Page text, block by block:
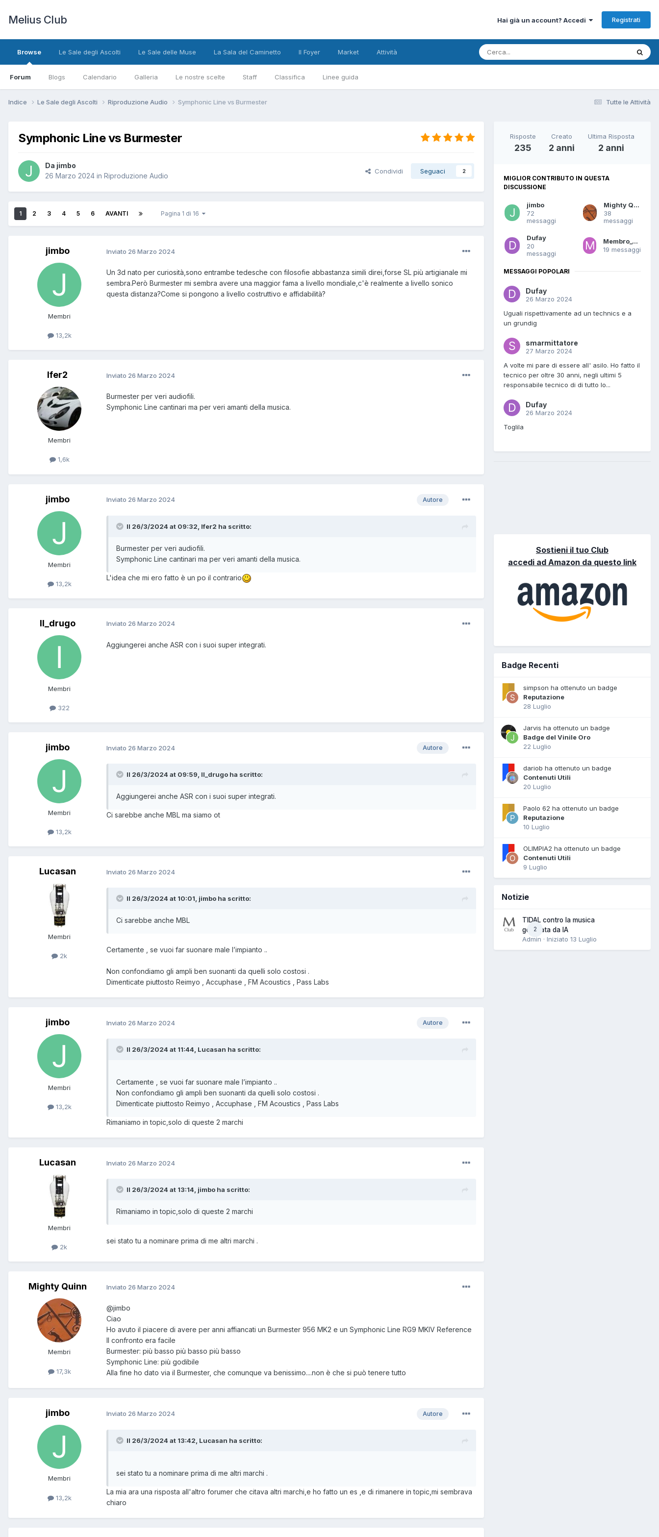
Melius Club Hai già un account? Accedi Registrati
Browse
Forum Blogs Calendario Galleria Le nostre scelte Staff Classifica Linee guida
Le Sale degli Ascolti Le Sale delle Muse La Sala del Caminetto Il Foyer Market Attività
Tutte le Attività
Indice Le Sale degli Ascolti Riproduzione Audio Symphonic Line vs Burmester
Symphonic Line vs Burmester
Da jimbo
26 Marzo 2024 in Riproduzione Audio
Condividi Seguaci 2
1 2 3 4 5 6 AVANTI Pagina 1 di 16
jimbo
Membri
13,2k
Inviato 26 Marzo 2024
Un 3d nato per curiosità,sono entrambe tedesche con filosofie abbastanza simili direi,forse SL più artigianale mi
sembra.Però Burmester mi sembra avere una maggior fama a livello mondiale,c'è realmente a livello sonico
questa distanza?Come si pongono a livello costruttivo e affidabilità?
Ifer2
Membri
1,6k
Inviato 26 Marzo 2024
Burmester per veri audiofili.
Symphonic Line cantinari ma per veri amanti della musica.
jimbo
Membri
13,2k
Autore
Inviato 26 Marzo 2024
Il 26/3/2024 at 09:32, Ifer2 ha scritto:
Burmester per veri audiofili.
Symphonic Line cantinari ma per veri amanti della musica.
L'idea che mi ero fatto è un po il contrario
Il_drugo
Membri
322
Inviato 26 Marzo 2024
Aggiungerei anche ASR con i suoi super integrati.
jimbo
Membri
13,2k
Autore
Inviato 26 Marzo 2024
Il 26/3/2024 at 09:59, Il_drugo ha scritto:
Aggiungerei anche ASR con i suoi super integrati.
Ci sarebbe anche MBL ma siamo ot
Lucasan
Membri
2k
Inviato 26 Marzo 2024
Il 26/3/2024 at 10:01, jimbo ha scritto:
Ci sarebbe anche MBL
Certamente , se vuoi far suonare male l’impianto ..
Non confondiamo gli ampli ben suonanti da quelli solo costosi .
Dimenticate piuttosto Reimyo , Accuphase , FM Acoustics , Pass Labs
jimbo
Membri
13,2k
Autore
Inviato 26 Marzo 2024
Il 26/3/2024 at 11:44, Lucasan ha scritto:
Certamente , se vuoi far suonare male l’impianto ..
Non confondiamo gli ampli ben suonanti da quelli solo costosi .
Dimenticate piuttosto Reimyo , Accuphase , FM Acoustics , Pass Labs
Rimaniamo in topic,solo di queste 2 marchi
Lucasan
Membri
2k
Inviato 26 Marzo 2024
Il 26/3/2024 at 13:14, jimbo ha scritto:
Rimaniamo in topic,solo di queste 2 marchi
sei stato tu a nominare prima di me altri marchi .
Mighty Quinn
Membri
17,3k
Inviato 26 Marzo 2024
@jimbo
Ciao
Ho avuto il piacere di avere per anni affiancati un Burmester 956 MK2 e un Symphonic Line RG9 MKIV Reference
Il confronto era facile
Burmester: più basso più basso più basso
Symphonic Line: più godibile
Alla fine ho dato via il Burmester, che comunque va benissimo....non è che si può tenere tutto
jimbo
Membri
13,2k
Autore
Inviato 26 Marzo 2024
Il 26/3/2024 at 13:42, Lucasan ha scritto:
sei stato tu a nominare prima di me altri marchi .
La mia ara una risposta all'altro forumer che citava altri marchi,e ho fatto un es ,e di rimanere in topic,mi sembrava
chiaro
Risposte
235
Creato
2 anni
Ultima Risposta
2 anni
MIGLIOR CONTRIBUTO IN QUESTA
DISCUSSIONE
jimbo
72
messaggi
Mighty Quinn
38
messaggi
Dufay
20
messaggi
Membro_0023
19 messaggi
MESSAGGI POPOLARI
Dufay
26 Marzo 2024
Uguali rispettivamente ad un technics e a
un grundig
smarmittatore
27 Marzo 2024
A volte mi pare di essere all' asilo. Ho fatto il
tecnico per oltre 30 anni, negli ultimi 5
responsabile tecnico di di tutto lo...
Dufay
26 Marzo 2024
Toglila
Sostieni il tuo Club
accedi ad Amazon da questo link
Badge Recenti
simpson ha ottenuto un badge
Reputazione
28 Luglio
Jarvis ha ottenuto un badge
Badge del Vinile Oro
22 Luglio
dariob ha ottenuto un badge
Contenuti Utili
20 Luglio
Paolo 62 ha ottenuto un badge
Reputazione
10 Luglio
OLIMPIA2 ha ottenuto un badge
Contenuti Utili
9 Luglio
Notizie
2
TIDAL contro la musica
generata da IA
Admin · Iniziato 13 Luglio